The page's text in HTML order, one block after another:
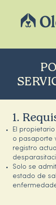
1.
El
o pasaporte
registro
Solo se
estado de